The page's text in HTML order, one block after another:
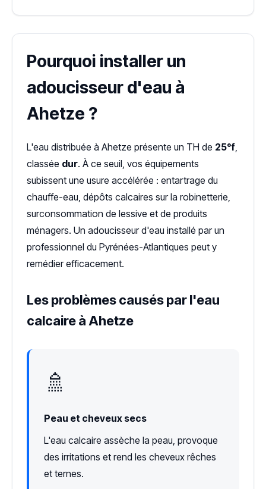
Pourquoi installer un
adoucisseur d'eau à
Ahetze ?
L'eau distribuée à Ahetze présente un TH de 25°f,
classée dur. À ce seuil, vos équipements
subissent une usure accélérée : entartrage du
chauffe-eau, dépôts calcaires sur la robinetterie,
surconsommation de lessive et de produits
ménagers. Un adoucisseur d'eau installé par un
professionnel du Pyrénées-Atlantiques peut y
remédier efficacement.
Les problèmes causés par l'eau
calcaire à Ahetze
🚿
Peau et cheveux secs
L'eau calcaire assèche la peau, provoque
des irritations et rend les cheveux rêches
et ternes.